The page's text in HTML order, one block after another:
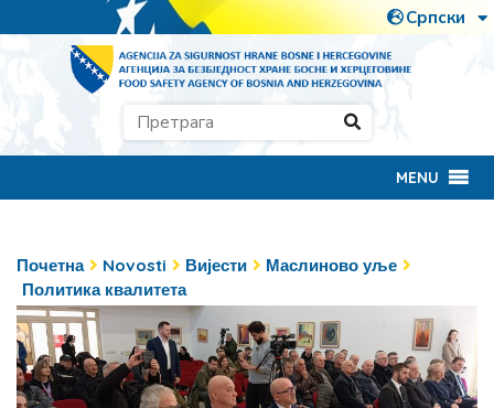
MENU
Почетна Novosti Вијести
Маслиново уље
Политика квалитета